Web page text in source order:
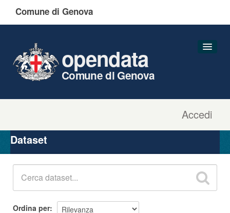
Comune di Genova
Accedi
opendata
Comune di Genova
Organizzazioni
Gruppi
Dataset
Ordina per